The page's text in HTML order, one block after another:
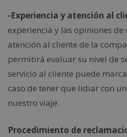
-Experiencia y atención al
experiencia y las opiniones de
atención al cliente de la
permitirá evaluar su nivel de
servicio al cliente puede
caso de tener que lidiar con
nuestro viaje.
Procedimiento de